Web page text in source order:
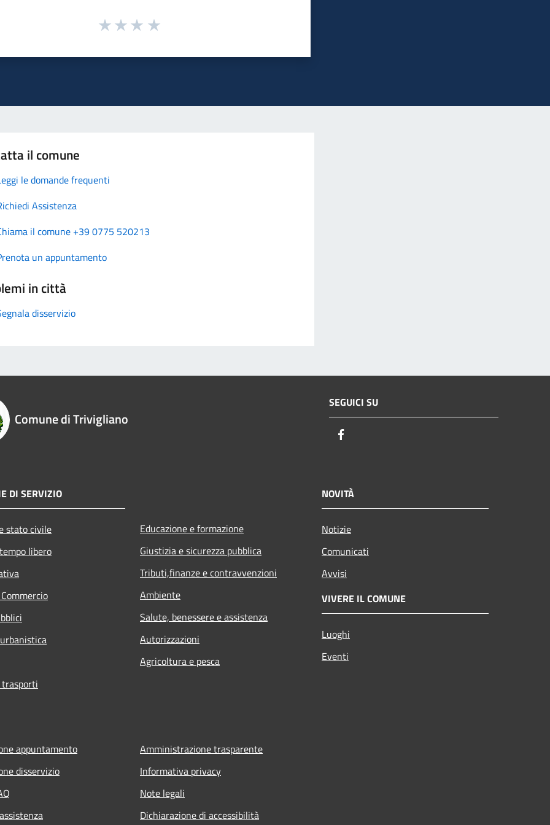
il comune
le domande frequenti
Assistenza
il comune +39 0775 520213
un appuntamento
in città
disservizio
Comune di Trivigliano
SEGUICI SU
DI SERVIZIO
stato civile
libero
Educazione e formazione
Giustizia e sicurezza pubblica
Tributi,finanze e contravvenzioni
Ambiente
Salute, benessere e assistenza
Autorizzazioni
Agricoltura e pesca
NOVITÀ
Notizie
Comunicati
Avvisi
VIVERE IL COMUNE
Luoghi
Eventi
appuntamento
disservizio
Amministrazione trasparente
Informativa privacy
Note legali
Dichiarazione di accessibilità